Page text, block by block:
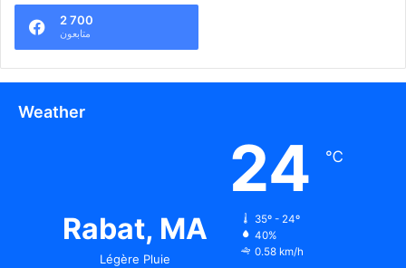
2 700
متابعون
Weather
Rabat, MA
Légère Pluie
24 ℃
35º - 24º
40%
0.58 km/h